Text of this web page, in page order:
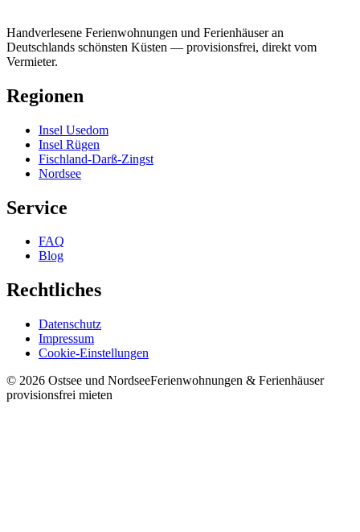
Handverlesene Ferienwohnungen und Ferienhäuser an
Deutschlands schönsten Küsten — provisionsfrei, direkt vom
Vermieter.
Regionen
Insel Usedom
Insel Rügen
Fischland-Darß-Zingst
Nordsee
Service
FAQ
Blog
Rechtliches
Datenschutz
Impressum
Cookie-Einstellungen
© 2026 Ostsee und NordseeFerienwohnungen & Ferienhäuser
provisionsfrei mieten